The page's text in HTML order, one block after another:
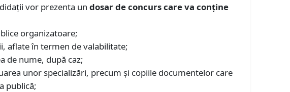
vor prezenta undosar de concurs care va conţine
organizatoare;
aflate în termen de valabilitate;
de nume, după caz;
unor specializări, precum şi copiile documentelor care
publică;